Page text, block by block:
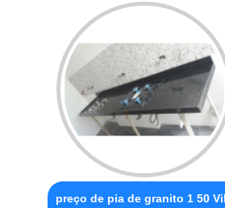
preço de pia de granito 1 50